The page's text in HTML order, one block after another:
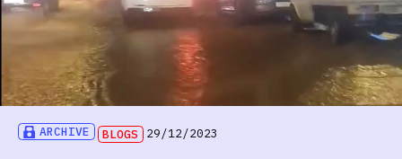
ARCHIVE BLOGS 29/12/2023